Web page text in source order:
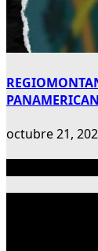
octubre 21,